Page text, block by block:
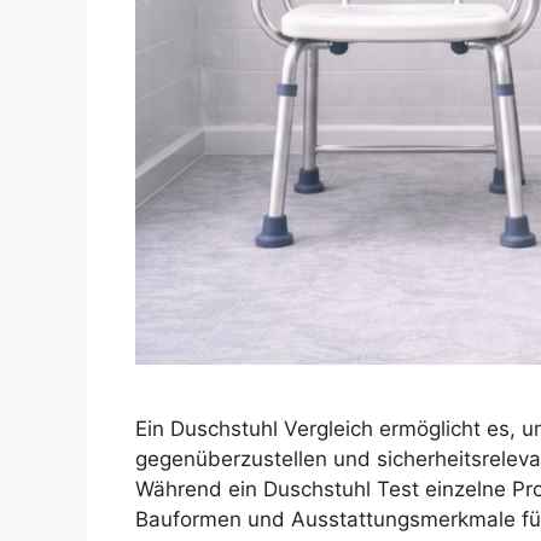
Ein Duschstuhl Vergleich ermöglicht es,
gegenüberzustellen und
Während ein Duschstuhl Test einzelne
Bauformen und Ausstattungsmerkmale